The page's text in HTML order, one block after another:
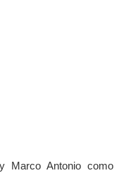
Marco Antonio como